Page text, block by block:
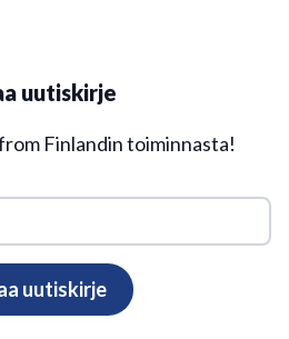
uutiskirje
Finlandin toiminnasta!